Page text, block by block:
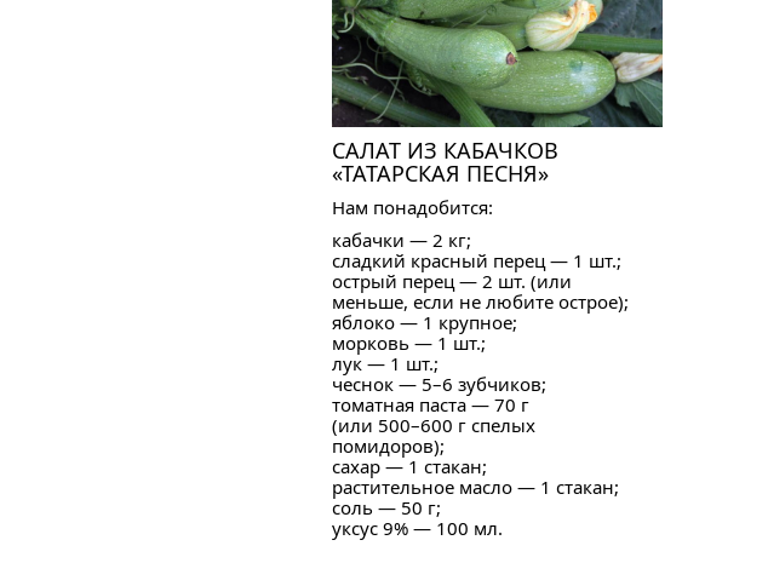
САЛАТ ИЗ КАБАЧКОВ
«ТАТАРСКАЯ ПЕСНЯ»
Нам понадобится:
кабачки — 2 кг;
сладкий красный перец — 1 шт.;
острый перец — 2 шт. (или
меньше, если не любите острое);
яблоко — 1 крупное;
морковь — 1 шт.;
лук — 1 шт.;
чеснок — 5–6 зубчиков;
томатная паста — 70 г
(или 500–600 г спелых
помидоров);
сахар — 1 стакан;
растительное масло — 1 стакан;
соль — 50 г;
уксус 9% — 100 мл.